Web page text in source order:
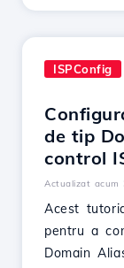
ISPConfig
de tip
control
Actualizat acum
Acest
pentru a
Domain